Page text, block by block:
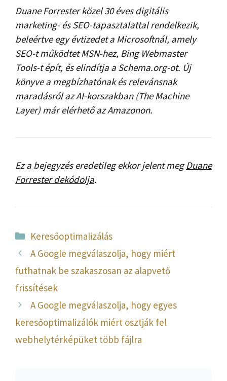
Duane Forrester közel 30 éves digitális
marketing- és SEO-tapasztalattal rendelkezik,
beleértve egy évtizedet a Microsoftnál, amely
SEO-t működtet MSN-hez, Bing Webmaster
Tools-t épít, és elindítja a Schema.org-ot. Új
könyve a megbízhatónak és relevánsnak
maradásról az AI-korszakban (The Machine
Layer) már elérhető az Amazonon.
Ez a bejegyzés eredetileg ekkor jelent megDuane
Forrester dekódolja.
Kategória
Keresőoptimalizálás
A Google megválaszolja, hogy miért
futhatnak be szakaszosan az alapvető
frissítések
A Google megválaszolja, hogy egyes
keresőoptimalizálók miért osztják fel
webhelytérképüket több fájlra